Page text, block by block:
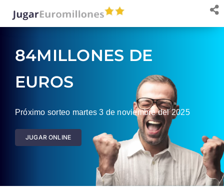
84MILLONES DE
EUROS
Próximo sorteo martes 3 de noviembre del 2025
JUGAR ONLINE